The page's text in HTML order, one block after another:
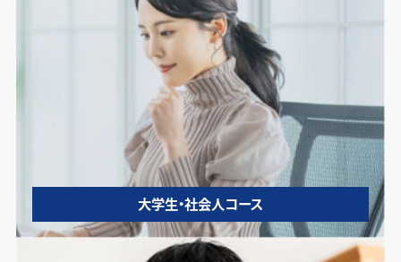
大学生・社会人コース